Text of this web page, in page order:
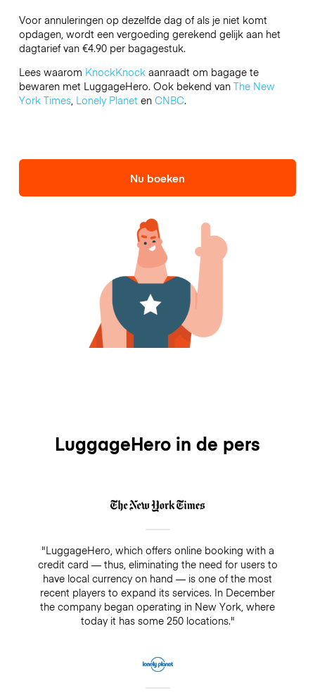
Voor annuleringen op dezelfde dag of als je niet komt
opdagen, wordt een vergoeding gerekend gelijk aan het
dagtarief van €4.90 per bagagestuk.
Lees waarom KnockKnockaanraadt om bagage te
bewaren met LuggageHero. Ook bekend van The New
York Times, Lonely Planeten CNBC.
Nu boeken
LuggageHero in de pers
"LuggageHero, which offers online booking with a
credit card — thus, eliminating the need for users to
have local currency on hand — is one of the most
recent players to expand its services. In December
the company began operating in New York, where
today it has some 250 locations."